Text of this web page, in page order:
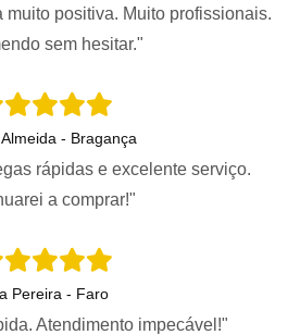
positiva. Muito profissionais.
sem hesitar."
- Bragança
rápidas e excelente serviço.
a comprar!"
Pereira - Faro
Atendimento impecável!"